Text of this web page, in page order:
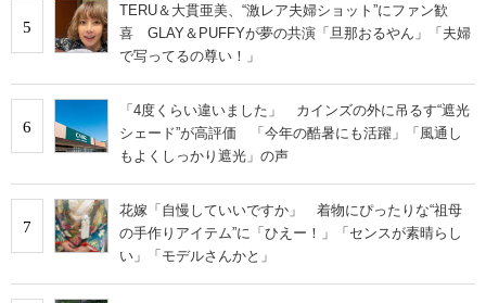
5
TERU＆大貫亜美、“激レア夫婦ショット”にファン歓
喜 GLAY＆PUFFYが夢の共演「旦那おるやん」「夫婦
で写ってるの尊い！」
6
「4度くらい違いました」 カインズの外に吊るす“遮光
シェード”が高評価 「今年の酷暑にも活躍」「風通し
もよくしっかり遮光」の声
7
花嫁「自慢していいですか」 着物にぴったりな“祖母
の手作りアイテム”に「ひえー！」「センスが素晴らし
い」「モデルさんかと」